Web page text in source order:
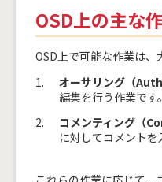
OSD上の主な
OSD上で可能な作業は、
オーサリング（
編集を行う作業です。
コメンティング（
に対してコメントを